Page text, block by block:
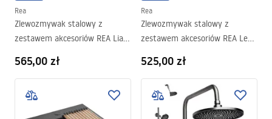
Rea
Zlewozmywak stalowy z
zestawem akcesoriów REA Liam
565,00 zł
Rea
Zlewozmywak stalowy z
zestawem akcesoriów REA Leo
525,00 zł